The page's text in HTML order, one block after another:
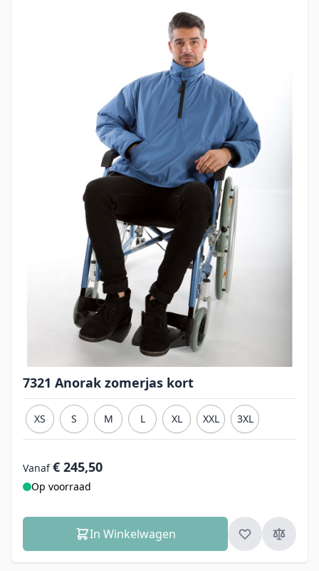
7321 Anorak zomerjas kort
XS S M L XL XXL 3XL
Vanaf € 245,50
Op voorraad
In Winkelwagen